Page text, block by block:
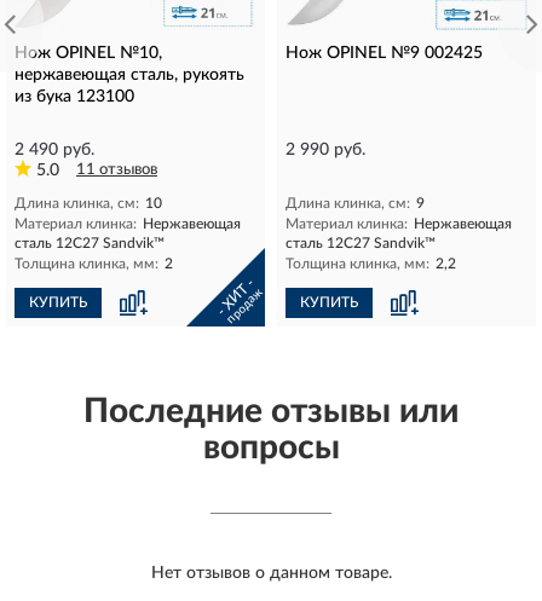
Нож OPINEL №10,
нержавеющая сталь, рукоять
из бука 123100
2 490 руб.
5.0
11 отзывов
Длина клинка, см: 10
Материал клинка: Нержавеющая
сталь 12С27 Sandvik™
Толщина клинка, мм: 2
КУПИТЬ - ХИТ -
продаж
Нож OPINEL №9 002425
2 990 руб.
Длина клинка, см: 9
Материал клинка: Нержавеющая
сталь 12С27 Sandvik™
Толщина клинка, мм: 2,2
КУПИТЬ
Последние отзывы или
вопросы
Нет отзывов о данном товаре.